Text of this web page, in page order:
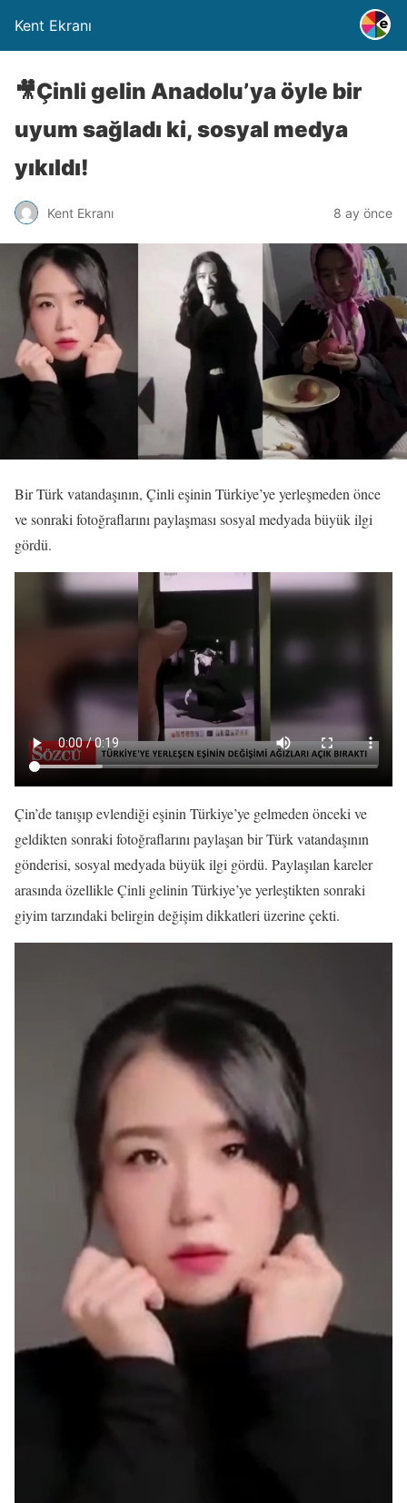
Kent Ekranı
🎥Çinli gelin Anadolu’ya öyle bir
uyum sağladı ki, sosyal medya
yıkıldı!
Kent Ekranı 8 ay önce
Bir Türk vatandaşının, Çinli eşinin Türkiye’ye yerleşmeden önce
ve sonraki fotoğraflarını paylaşması sosyal medyada büyük ilgi
gördü.
Çin’de tanışıp evlendiği eşinin Türkiye’ye gelmeden önceki ve
geldikten sonraki fotoğraflarını paylaşan bir Türk vatandaşının
gönderisi, sosyal medyada büyük ilgi gördü. Paylaşılan kareler
arasında özellikle Çinli gelinin Türkiye’ye yerleştikten sonraki
giyim tarzındaki belirgin değişim dikkatleri üzerine çekti.